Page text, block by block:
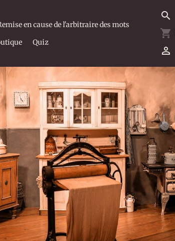
en cause de l'arbitraire des mots
Quiz